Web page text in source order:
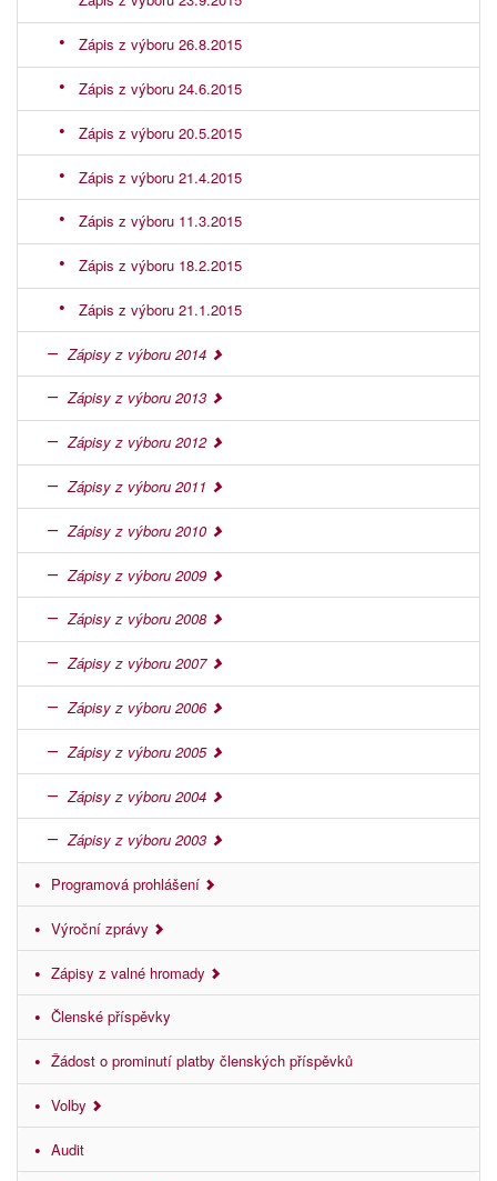
Zápis z výboru 26.8.2015
Zápis z výboru 24.6.2015
Zápis z výboru 20.5.2015
Zápis z výboru 21.4.2015
Zápis z výboru 11.3.2015
Zápis z výboru 18.2.2015
Zápis z výboru 21.1.2015
Zápisy z výboru 2014
Zápisy z výboru 2013
Zápisy z výboru 2012
Zápisy z výboru 2011
Zápisy z výboru 2010
Zápisy z výboru 2009
Zápisy z výboru 2008
Zápisy z výboru 2007
Zápisy z výboru 2006
Zápisy z výboru 2005
Zápisy z výboru 2004
Zápisy z výboru 2003
Programová prohlášení
Výroční zprávy
Zápisy z valné hromady
Členské příspěvky
Žádost o prominutí platby členských příspěvků
Volby
Audit